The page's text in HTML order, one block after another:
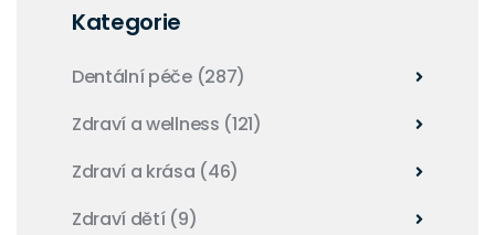
Kategorie
Dentální péče (287)
Zdraví a wellness (121)
Zdraví a krása (46)
Zdraví dětí (9)